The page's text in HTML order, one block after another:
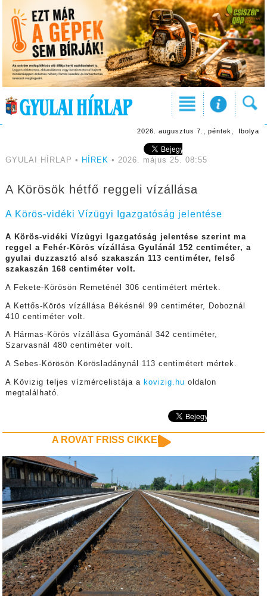
2026. augusztus 7., péntek, Ibolya
GYULAI HÍRLAP • HÍREK • 2026. május 25. 08:55
A Körösök hétfő reggeli vízállása
A Körös-vidéki Vízügyi Igazgatóság jelentése
A Körös-vidéki Vízügyi Igazgatóság jelentése szerint ma
reggel a Fehér-Körös vízállása Gyulánál 152 centiméter, a
gyulai duzzasztó alsó szakaszán 113 centiméter, felső
szakaszán 168 centiméter volt.
A Fekete-Körösön Remeténél 306 centimétert mértek.
A Kettős-Körös vízállása Békésnél 99 centiméter, Doboznál
410 centiméter volt.
A Hármas-Körös vízállása Gyománál 342 centiméter,
Szarvasnál 480 centiméter volt.
A Sebes-Körösön Körösladánynál 113 centimétert mértek.
A Kövizig teljes vízmércelistája a kovizig.hu oldalon
megtalálható.
A ROVAT FRISS CIKKEI